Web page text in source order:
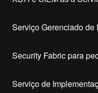
Serviço Gerenciado de
Security Fabric para
Serviço de